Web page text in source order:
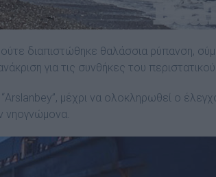
διαπιστώθηκε θαλάσσια ρύπανση,
για τις συνθήκες του περιστατικού.
μέχρι να ολοκληρωθεί ο
νηογνώμονα.